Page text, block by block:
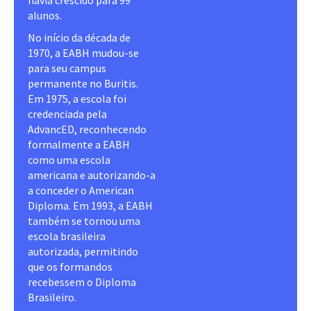
alunos.
No início da década de
1970, a EABH mudou-se
para seu campus
permanente no Buritis.
Em 1975, a escola foi
credenciada pela
AdvancED, reconhecendo
formalmente a EABH
como uma escola
americana e autorizando-a
a conceder o American
Diploma. Em 1993, a EABH
também se tornou uma
escola brasileira
autorizada, permitindo
que os formandos
recebessem o Diploma
Brasileiro.